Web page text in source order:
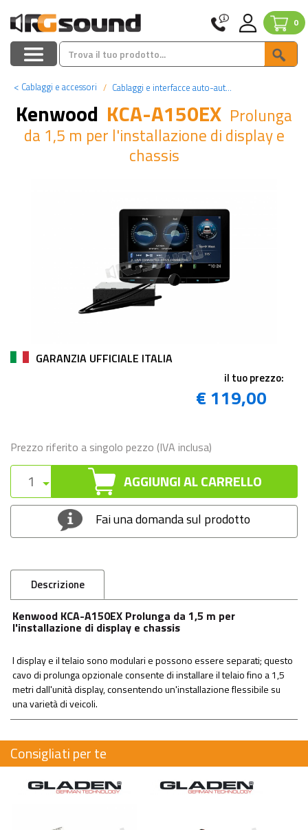
0
< Cablaggi e accessori Cablaggi e interfacce auto-autoradio
Kenwood KCA-A150EX Prolunga
da 1,5 m per l'installazione di display e
chassis
GARANZIA UFFICIALE ITALIA
il tuo prezzo:
€ 119,00
Prezzo riferito a singolo pezzo (IVA inclusa)
AGGIUNGI AL CARRELLO
Fai una domanda sul prodotto
Descrizione
Kenwood KCA-A150EX Prolunga da 1,5 m per
l'installazione di display e chassis
l display e il telaio sono modulari e possono essere separati; questo
cavo di prolunga opzionale consente di installare il telaio fino a 1,5
metri dall'unità display, consentendo un'installazione flessibile su
una varietà di veicoli.
Consigliati per te